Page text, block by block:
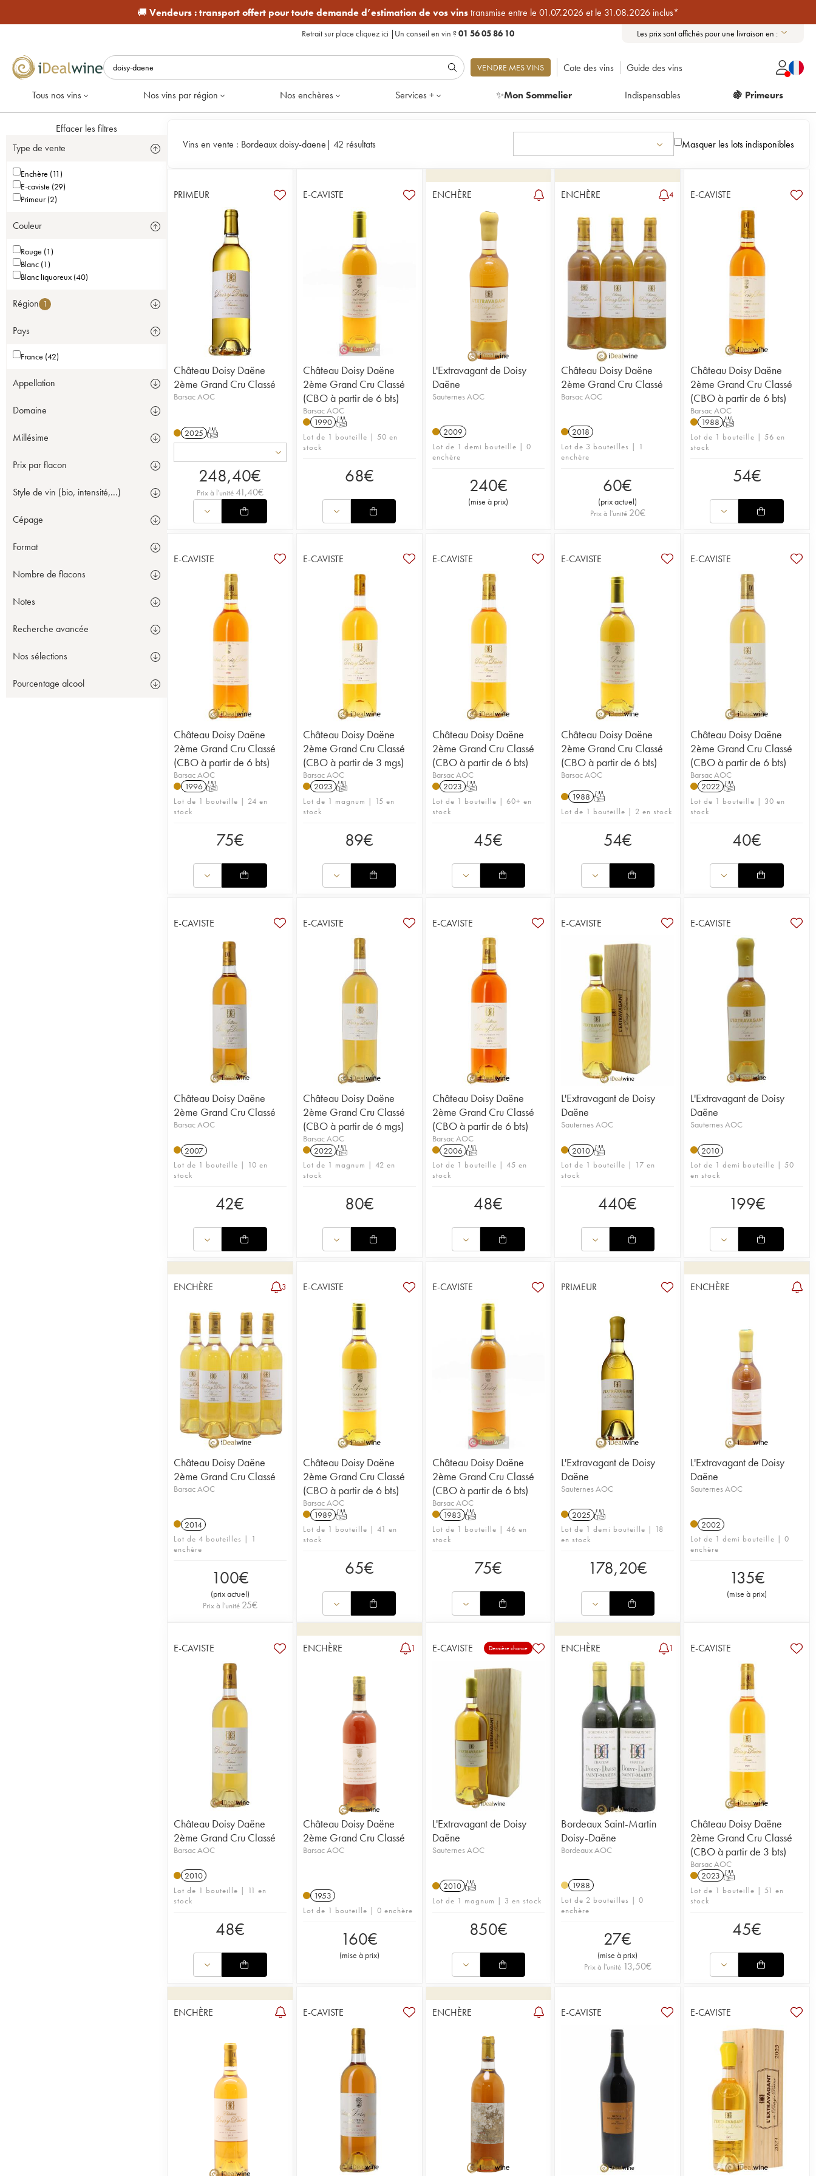
🚚 Vendeurs :transport offert pour toute demande d’estimation de vos vinstransmise entre le 01.07.2026 et le 31.08.2026 inclus*
Retrait sur place cliquez ici | Un conseil en vin ?01 56 05 86 10 Les prix sont affichés pour une livraison en :
VENDRE MES VINS Cote des vins Guide des vins
Tous nos vins Nos vins par région Nos enchères Services + ✨Mon Sommelier Indispensables 🍇 Primeurs
Effacer les filtres
Type de vente
Enchère (11)
E-caviste (29)
Primeur (2)
Couleur
Rouge (1)
Blanc (1)
Blanc liquoreux (40)
Région 1
Pays
France (42)
Appellation
Domaine
Millésime
Prix par flacon
Style de vin (bio, intensité,...)
Cépage
Format
Nombre de flacons
Notes
Recherche avancée
Nos sélections
Pourcentage alcool
Vins en vente : Bordeaux doisy-daene| 42 résultats Masquer les lots indisponibles
PRIMEUR
Château Doisy Daëne
2ème Grand Cru Classé
Barsac AOC
2025 T
248,40€
Prix à l'unité41,40€
E-CAVISTE
Château Doisy Daëne
2ème Grand Cru Classé
(CBO à partir de 6 bts)
Barsac AOC
1990 T
Lot de 1 bouteille | 50 en
stock
68€
ENCHÈRE
L'Extravagant de Doisy
Daëne
Sauternes AOC
2009
Lot de 1 demi bouteille | 0
enchère
240€
(mise à prix)
ENCHÈRE 4
Château Doisy Daëne
2ème Grand Cru Classé
Barsac AOC
2018
Lot de 3 bouteilles | 1
enchère
60€
(prix actuel)
Prix à l'unité 20€
E-CAVISTE
Château Doisy Daëne
2ème Grand Cru Classé
(CBO à partir de 6 bts)
Barsac AOC
1988 T
Lot de 1 bouteille | 56 en
stock
54€
E-CAVISTE
Château Doisy Daëne
2ème Grand Cru Classé
(CBO à partir de 6 bts)
Barsac AOC
1996 T
Lot de 1 bouteille | 24 en
stock
75€
E-CAVISTE
Château Doisy Daëne
2ème Grand Cru Classé
(CBO à partir de 3 mgs)
Barsac AOC
2023 T
Lot de 1 magnum | 15 en
stock
89€
E-CAVISTE
Château Doisy Daëne
2ème Grand Cru Classé
(CBO à partir de 6 bts)
Barsac AOC
2023 T
Lot de 1 bouteille | 60+ en
stock
45€
E-CAVISTE
Château Doisy Daëne
2ème Grand Cru Classé
(CBO à partir de 6 bts)
Barsac AOC
1988 T
Lot de 1 bouteille | 2 en stock
54€
E-CAVISTE
Château Doisy Daëne
2ème Grand Cru Classé
(CBO à partir de 6 bts)
Barsac AOC
2022 T
Lot de 1 bouteille | 30 en
stock
40€
E-CAVISTE
Château Doisy Daëne
2ème Grand Cru Classé
Barsac AOC
2007
Lot de 1 bouteille | 10 en
stock
42€
E-CAVISTE
Château Doisy Daëne
2ème Grand Cru Classé
(CBO à partir de 6 mgs)
Barsac AOC
2022 T
Lot de 1 magnum | 42 en
stock
80€
E-CAVISTE
Château Doisy Daëne
2ème Grand Cru Classé
(CBO à partir de 6 bts)
Barsac AOC
2006 T
Lot de 1 bouteille | 45 en
stock
48€
E-CAVISTE
L'Extravagant de Doisy
Daëne
Sauternes AOC
2010 T
Lot de 1 bouteille | 17 en
stock
440€
E-CAVISTE
L'Extravagant de Doisy
Daëne
Sauternes AOC
2010
Lot de 1 demi bouteille | 50
en stock
199€
ENCHÈRE 3
Château Doisy Daëne
2ème Grand Cru Classé
Barsac AOC
2014
Lot de 4 bouteilles | 1
enchère
100€
(prix actuel)
Prix à l'unité 25€
E-CAVISTE
Château Doisy Daëne
2ème Grand Cru Classé
(CBO à partir de 6 bts)
Barsac AOC
1989 T
Lot de 1 bouteille | 41 en
stock
65€
E-CAVISTE
Château Doisy Daëne
2ème Grand Cru Classé
(CBO à partir de 6 bts)
Barsac AOC
1983 T
Lot de 1 bouteille | 46 en
stock
75€
PRIMEUR
L'Extravagant de Doisy
Daëne
Sauternes AOC
2025 T
Lot de 1 demi bouteille | 18
en stock
178,20€
ENCHÈRE
L'Extravagant de Doisy
Daëne
Sauternes AOC
2002
Lot de 1 demi bouteille | 0
enchère
135€
(mise à prix)
E-CAVISTE
Château Doisy Daëne
2ème Grand Cru Classé
Barsac AOC
2010
Lot de 1 bouteille | 11 en
stock
48€
ENCHÈRE 1
Château Doisy Daëne
2ème Grand Cru Classé
Barsac AOC
1953
Lot de 1 bouteille | 0 enchère
160€
(mise à prix)
E-CAVISTE Dernière chance
L'Extravagant de Doisy
Daëne
Sauternes AOC
2010 T
Lot de 1 magnum | 3 en stock
850€
ENCHÈRE 1
Bordeaux Saint-Martin
Doisy-Daëne
Bordeaux AOC
1988
Lot de 2 bouteilles | 0
enchère
27€
(mise à prix)
Prix à l'unité 13,50€
E-CAVISTE
Château Doisy Daëne
2ème Grand Cru Classé
(CBO à partir de 3 bts)
Barsac AOC
2023 T
Lot de 1 bouteille | 51 en
stock
45€
ENCHÈRE E-CAVISTE ENCHÈRE E-CAVISTE E-CAVISTE